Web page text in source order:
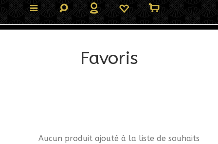
Favoris
Aucun produit ajouté à la liste de souhaits